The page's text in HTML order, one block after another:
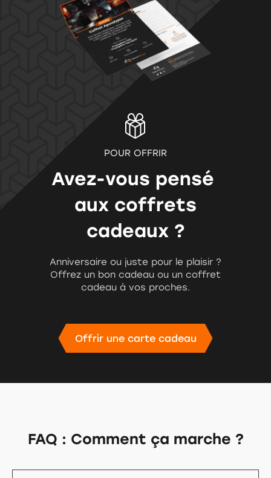
POUR OFFRIR
Avez-vous pensé
aux coffrets
cadeaux ?
Anniversaire ou juste pour le plaisir ?
Offrez un bon cadeau ou un coffret
cadeau à vos proches.
FAQ : Comment ça marche ?